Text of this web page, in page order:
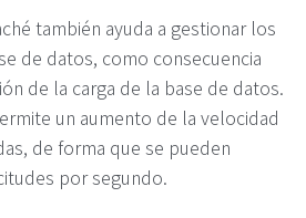
también ayuda a gestionar los
de datos, como consecuencia
de la carga de la base de datos.
un aumento de la velocidad
de forma que se pueden
por segundo.